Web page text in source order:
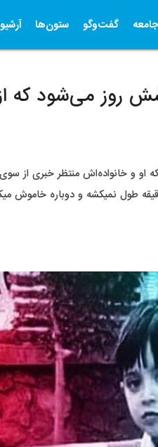
جامعه گفت‌وگو ستون‌ها
روز می‌شود که
سر رسیده است، حاجی نبی٬ می‌گوید که او و
طول نمیکشه و دوباره خاموش